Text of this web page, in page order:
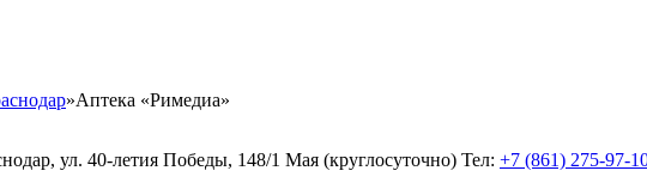
»Аптека «Римедиа»
ул. 40-летия Победы, 148/1 Мая (круглосуточно) Тел: +7 (861) 275-97-